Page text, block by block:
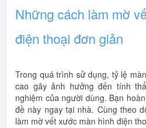
Những cách làm mờ
điện thoại đơn giản
Trong quá trình sử dụng, tỷ lệ
cao gây ảnh hưởng đến tính
nghiệm của người dùng. Bạn
đề này ngay tại nhà. Cùng theo
làm mờ vết xước màn hình điện